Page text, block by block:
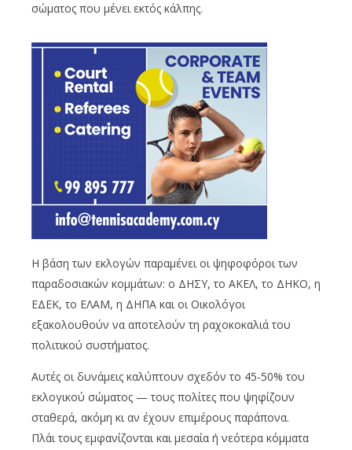
σώματος που μένει εκτός κάλπης.
Η βάση των εκλογών παραμένει οι ψηφοφόροι των
παραδοσιακών κομμάτων: ο ΔΗΣΥ, το ΑΚΕΛ, το ΔΗΚΟ, η
ΕΔΕΚ, το ΕΛΑΜ, η ΔΗΠΑ και οι Οικολόγοι
εξακολουθούν να αποτελούν τη ραχοκοκαλιά του
πολιτικού συστήματος.
Αυτές οι δυνάμεις καλύπτουν σχεδόν το 45-50% του
εκλογικού σώματος — τους πολίτες που ψηφίζουν
σταθερά, ακόμη κι αν έχουν επιμέρους παράπονα.
Πλάι τους εμφανίζονται και μεσαία ή νεότερα κόμματα